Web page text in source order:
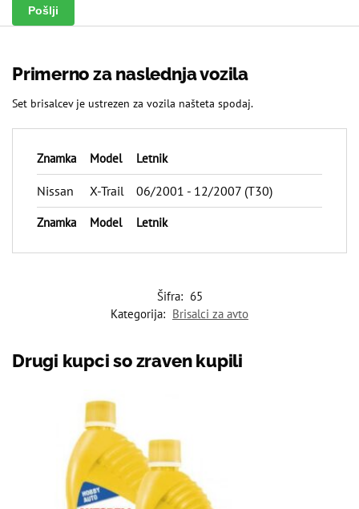
Primerno za naslednja vozila
Set brisalcev je ustrezen za vozila našteta spodaj.
Znamka Model Letnik
Znamka Model Letnik
Nissan X-Trail 06/2001 - 12/2007 (T30)
Šifra: 65
Kategorija: Brisalci za avto
Drugi kupci so zraven kupili